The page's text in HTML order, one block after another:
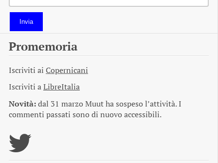
Invia
Promemoria
Iscriviti ai Copernicani
Iscriviti aLibreItalia
Novità:dal 31 marzo Muut ha sospeso l’attività. I
commenti passati sono di nuovo accessibili.